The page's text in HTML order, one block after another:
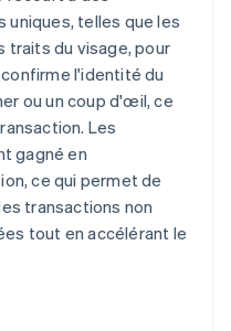
telles que les
traits du visage, pour
l'identité du
ou un coup d'œil, ce
Les
gagné en
ce qui permet de
transactions non
tout en accélérant le